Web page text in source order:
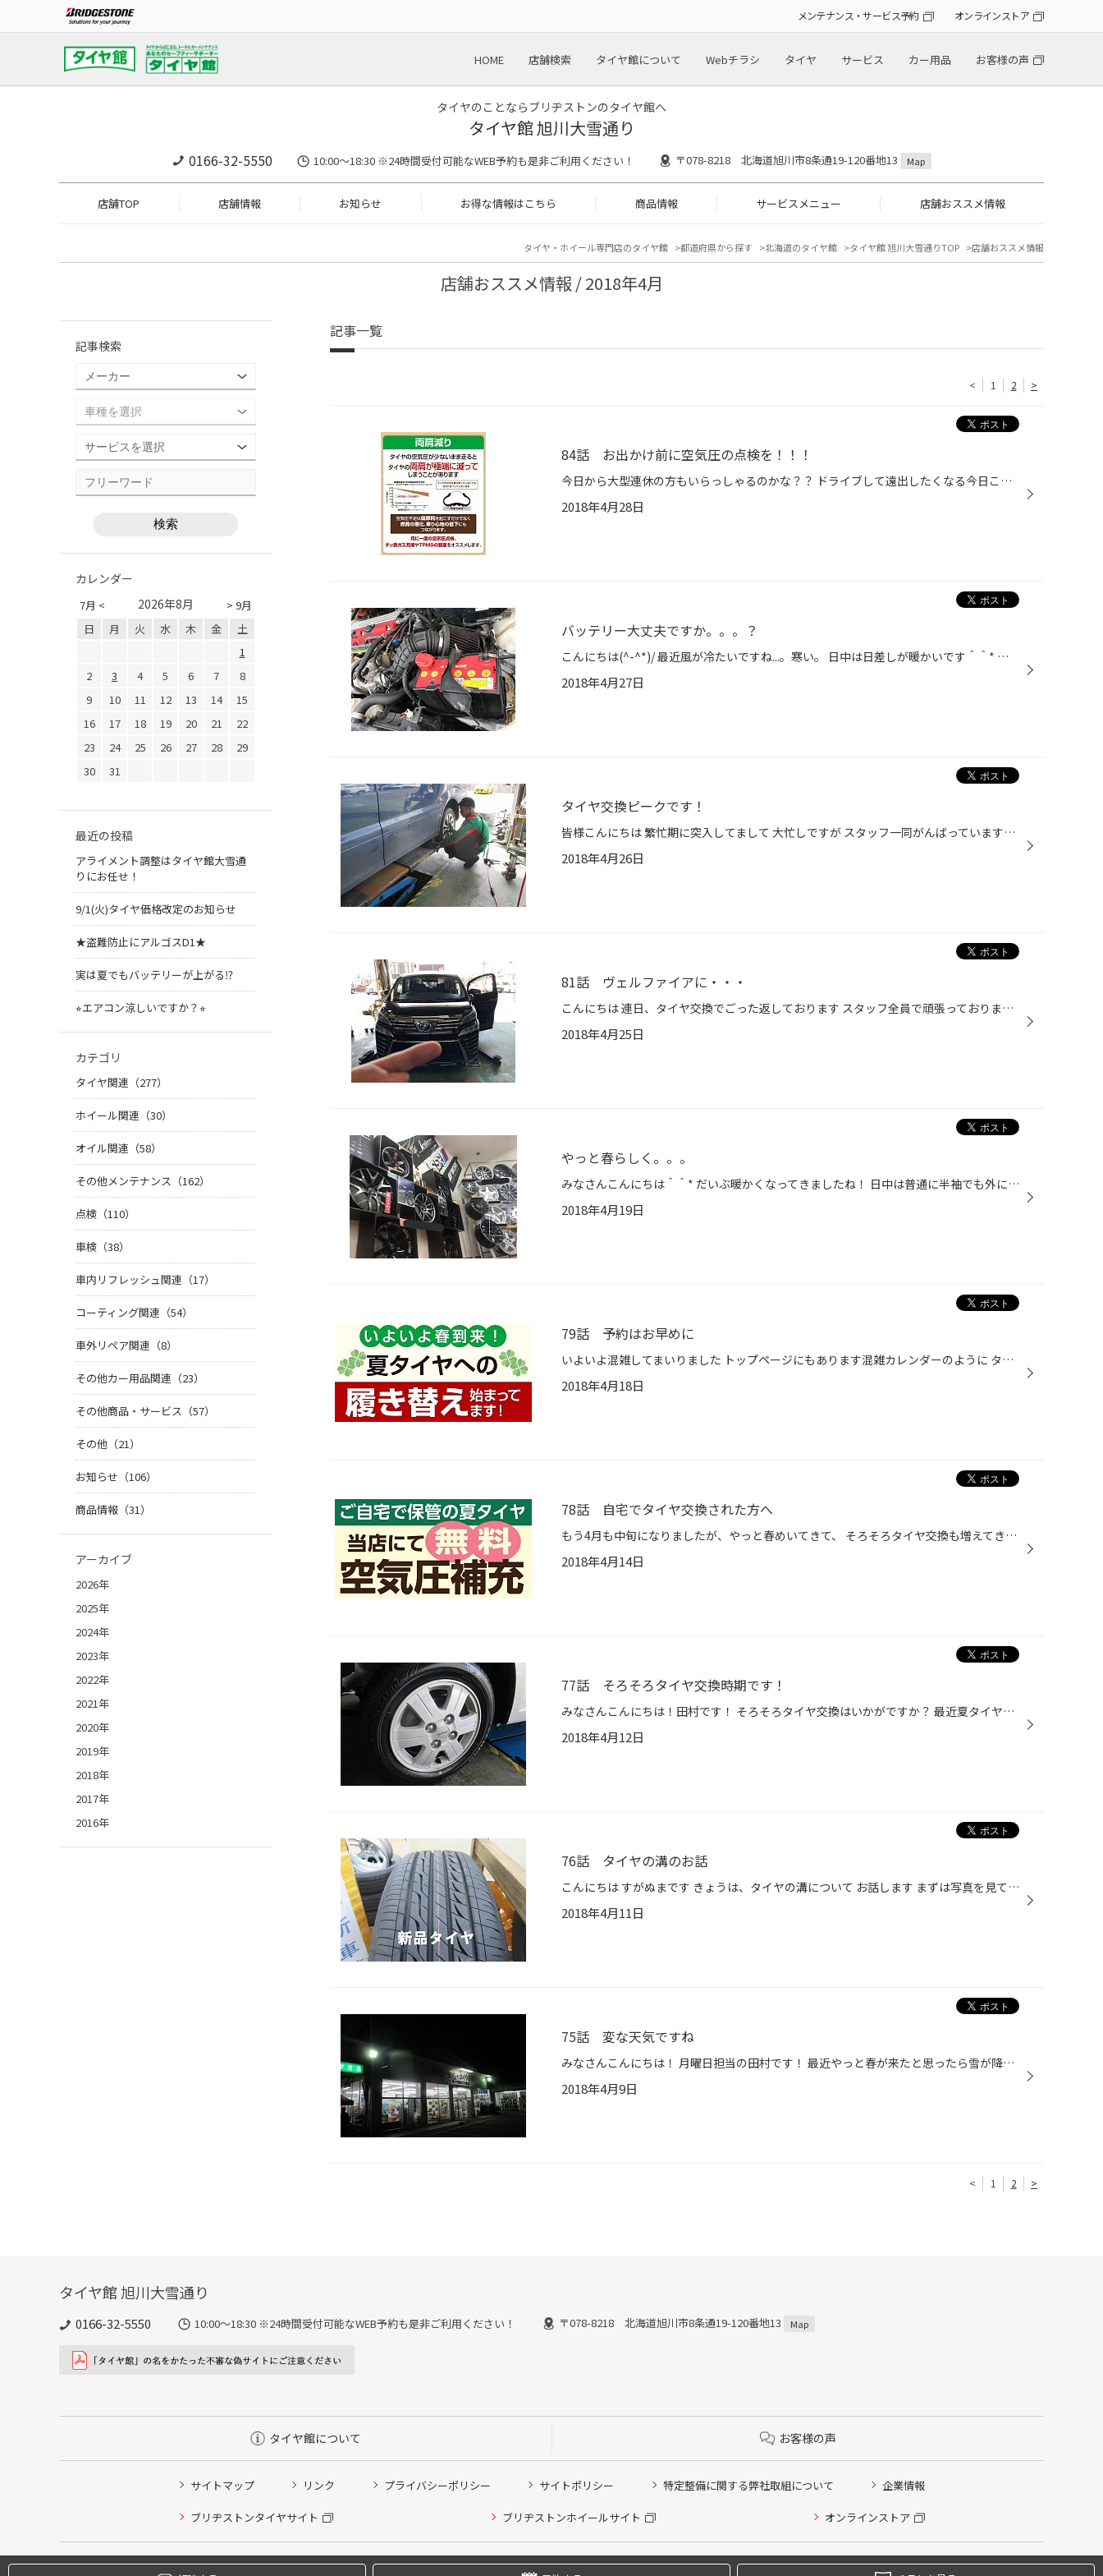
メンテナンス・サービス予約 オンラインストア
HOME 店舗検索 タイヤ館について Webチラシ タイヤ サービス カー用品 お客様の声
タイヤのことならブリヂストンのタイヤ館へ
タイヤ館 旭川大雪通り
0166-32-5550 10:00～18:30 ※24時間受付可能なWEB予約も是非ご利用ください！ 〒078-8218 北海道旭川市8条通19-120番地13 Map
店舗TOP 店舗情報 お知らせ お得な情報はこちら 商品情報 サービスメニュー 店舗おススメ情報
タイヤ・ホイール専門店のタイヤ館 都道府県から探す 北海道のタイヤ館 タイヤ館 旭川大雪通りTOP 店舗おススメ情報
店舗おススメ情報 / 2018年4月
記事一覧
< 1 2 >
84話 お出かけ前に空気圧の点検を！！！
今日から大型連休の方もいらっしゃるのかな？？ ドライブして遠出したくなる今日この頃です♪ 北海道では一瞬しか見れない桜を見に行くのもいいですよね～ そこで！！ お出かけ前には空気圧の確認を！ 空気圧は本来毎月点検してほしいものです。 空気圧が減っているとタイヤは勿体無い減り方をするん...
2018年4月28日
バッテリー大丈夫ですか。。。？
こんにちは(^-^*)/ 最近風が冷たいですね...。寒い。 日中は日差しが暖かいです＾＾* みなさんバッテリーの調子はいかがですか？ 下の写真みたいに黄色い粉が出てきたりしていませんか？ エンジンのかかりが弱くなってきていませんか？ それは交換の時期の合図です。 バッテリーが上がってしまう前...
2018年4月27日
タイヤ交換ピークです！
皆様こんにちは 繁忙期に突入してまして 大忙しですが スタッフ一同がんばっています！ 今月は予約はすべて埋まっていますが 来月はまだ空きがありますので お電話でも構いませんのでタイヤ交換のご予約をお待ちしております！ タイヤ交換と一緒に無料の安全点検も実施してます！ 専用の機械を使っ...
2018年4月26日
81話 ヴェルファイアに・・・
こんにちは 連日、タイヤ交換でごった返しております スタッフ全員で頑張っております そんな中、ヴェルファイアにスピーカーを付けました でわでわ、付けて行きますぉ～ バーラバラです スピーカーを付ける裏側に・・・ 吸音材を貼り付けます これを張るとスピーカーの裏側に出る余分な音を 吸収し...
2018年4月25日
やっと春らしく。。。
みなさんこんにちは＾＾* だいぶ暖かくなってきましたね！ 日中は普通に半袖でも外に出れるくらいの気温でした(*´∇｀*) ここ最近はやはりカスタムした車がかなり増えてきました！ よくすごいの見かけます。 皆さんも車かっこよくしちゃいませんか？！ ホイールとかもかっこいいですよ♪ インチアップ...
2018年4月19日
79話 予約はお早めに
いよいよ混雑してまいりました トップページにもあります混雑カレンダーのように タイヤ交換の予約が埋まってきております 予約はお電話でも大丈夫です 早い者勝ちです、お早めにお電話ください 0166-32-5550 ３コール以内に応答が目標ですが 混雑し、スタッフがすぐに電話に出られない状況も考えら...
2018年4月18日
78話 自宅でタイヤ交換された方へ
もう4月も中旬になりましたが、やっと春めいてきて、 そろそろタイヤ交換も増えてきたのかな？と思います。 ご自宅に保管していたタイヤの空気は十分ですか？ 空気が減っているとタイヤがもったいない減り方をしてしまします。 当店では、ご自宅で交換したタイヤの空気圧、 ナットの増し締めも無料...
2018年4月14日
77話 そろそろタイヤ交換時期です！
みなさんこんにちは！田村です！ そろそろタイヤ交換はいかがですか？ 最近夏タイヤへの交換のお客様が増えて来ました！ 新品です！ 皆さん夏タイヤは減っていませんか？ 心配に思った方は是非点検にいらしてください！ タイヤ交換のついでにオイル交換もいかがでしょうか？ 面倒くさくてなかなかや...
2018年4月12日
76話 タイヤの溝のお話
こんにちは すがぬまです きょうは、タイヤの溝について お話します まずは写真を見てください はい、新品は写真のように 約8ｍｍ あります (新品時のタイヤの溝はタイヤ(ブランド・サイズ等)によって異なります) 次の写真を見ていただきますと 法定使用限度 1.6ｍｍ まで使用する方はほんのわずか...
2018年4月11日
75話 変な天気ですね
みなさんこんにちは！ 月曜日担当の田村です！ 最近やっと春が来たと思ったら雪が降ってみたり・・・ でももうタイヤ交換は着々と始まっています！ みなさんの夏タイヤはまだ使えますか？ 不安な方は是非ご来店ください！ しっかりと点検します！ お待ちしております！！ それでは！
2018年4月9日
< 1 2 >
記事検索
カレンダー
7月 < > 9月
2026年8月
日 月 火 水 木 金
土
1
2
3 4 5 6 7
8
9
10 11 12 13 14
15
16
17 18 19 20 21
22
23
24 25 26 27 28
29
30
31
最近の投稿
アライメント調整はタイヤ館大雪通
りにお任せ！
9/1(火)タイヤ価格改定のお知らせ
★盗難防止にアルゴスD1★
実は夏でもバッテリーが上がる⁉︎
⭐︎エアコン涼しいですか？⭐︎
カテゴリ
タイヤ関連（277）
ホイール関連（30）
オイル関連（58）
その他メンテナンス（162）
点検（110）
車検（38）
車内リフレッシュ関連（17）
コーティング関連（54）
車外リペア関連（8）
その他カー用品関連（23）
その他商品・サービス（57）
その他（21）
お知らせ（106）
商品情報（31）
アーカイブ
2026年
2025年
2024年
2023年
2022年
2021年
2020年
2019年
2018年
2017年
2016年
タイヤ館 旭川大雪通り
0166-32-5550 10:00～18:30 ※24時間受付可能なWEB予約も是非ご利用ください！ 〒078-8218 北海道旭川市8条通19-120番地13 Map
タイヤ館について お客様の声
サイトマップ リンク プライバシーポリシー サイトポリシー 特定整備に関する弊社取組について 企業情報
ブリヂストンタイヤサイト ブリヂストンホイールサイト オンラインストア
Copyright © 2024 Bridgestone Retail Co.,Ltd. All rights Reserved.
タイヤ点検・安全点検/タイヤ履き替え/オイル交換/その他ピット作業の予約
クローク契約会員専用タイヤ履き替え※タイヤ履き替えを希望のクローク契約会員の方はこちらを選択ください
本日のタイヤ履き替え順番待ち予約 ※クローク契約会員の方はご利用いただけません